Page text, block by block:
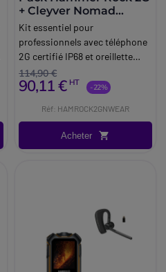
+ Cleyver Nomad
Earpiece UC
Kit essentiel pour
professionnels avec téléphone
2G certifié IP68 et oreillette
discrète équipée du Bluetooth
multipoint (portée 30m).
114,90 €
90,11 € HT -22%
Réf: HAMROCK2GNWEAR
Acheter